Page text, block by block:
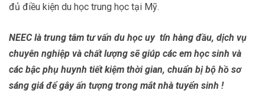
đủ điều kiện du học trung học tại Mỹ.
NEEC là trung tâm tư vấn du học uy tín hàng đầu, dịch vụ
chuyên nghiệp và chất lượng sẽ giúp các em học sinh và
các bậc phụ huynh tiết kiệm thời gian, chuẩn bị bộ hồ sơ
sáng giá để gây ấn tượng trong mắt nhà tuyển sinh !